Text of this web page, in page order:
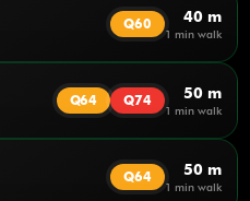
Q60 40 m
1 min walk
Q64 Q74 50 m
1 min walk
Q64 50 m
1 min walk